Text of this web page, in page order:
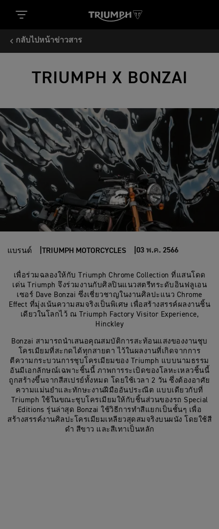
กลับไปหน้าข่าวสาร
TRIUMPH X BONZAI
แบรนด์ TRIUMPH MOTORCYCLES 03 พ.ค. 2566
เพื่อร่วมฉลองให้กับ Triumph Chrome Collection ที่แสนโดด
เด่น Triumph จึงร่วมงานกับศิลปินแนวสตรีทระดับอินฟลูเอน
เซอร์ Dave Bonzai ซึ่งเชี่ยวชาญในงานศิลปะแนว Chrome
Effect ที่มุ่งเน้นความสมจริงเป็นพิเศษ เพื่อสร้างสรรค์ผลงานชิ้น
เดียวในโลกไว้ ณ Triumph Factory Visitor Experience,
Hinckley
Bonzai สามารถนำเสนอคุณสมบัติการสะท้อนแสงของงานชุบ
โครเมียมที่สะกดได้ทุกสายตา ไว้ในผลงานที่เกิดจากการ
ตีความกระบวนการชุบโครเมียมของ Triumph แบบนามธรรม
อันมีเอกลักษณ์เฉพาะชิ้นนี้ ภาพการระเบิดของโลหะเหลวชิ้นนี้
ถูกสร้างขึ้นจากสีสเปรย์ทั้งหมด โดยใช้เวลา 2 วัน ซึ่งต้องอาศัย
ความแม่นยำและทักษะงานฝีมืออันประณีต แบบเดียวกับที่
Triumph ใช้ในขณะชุบโครเมียมให้กับชิ้นส่วนของรถ Special
Editions รุ่นล่าสุด Bonzai ใช้วิธีการทำสีแยกเป็นชั้นๆ เพื่อ
สร้างสรรค์งานศิลปะโครเมียมเหลียวสุดสมจริงบนผนัง โดยใช้สี
ดำ สีขาว และสีเทาเป็นหลัก